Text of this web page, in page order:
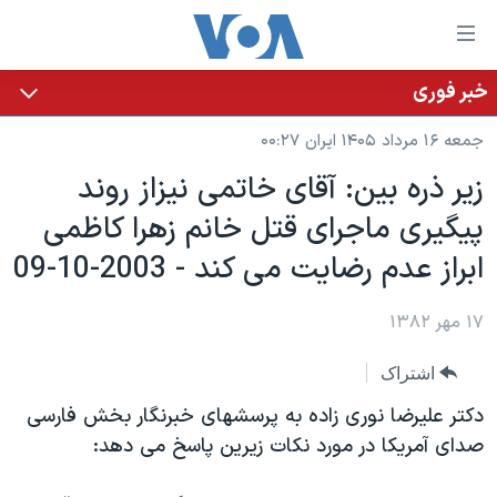
لینکهای
قابل
دسترسی
جهش
محتوای
اصلی
جهش
به
صفحه
جهش
جستجو
خانه
نسخه سبک وب‌سایت
موضوع ها
ایران
آمریکا
جهان
ویژه برنامه‌ها
برنامه های تلویزیونی
جدول برنامه ها
صفحه‌های ویژه
۲۵۰سالگی آمریکا
فرکانس‌های صدای آمریکا
یادگیری زبان انگلیسی
خبر فوری
جمعه ۱۶ مرداد ۱۴۰۵ ایران ۰۰:۲۷
زير ذره بين: آقای خاتمی نيزاز روند
پيگيری ماجرای قتل خانم زهرا کاظمی
ابراز عدم رضايت می کند - 2003-10-09
۱۷ مهر ۱۳۸۲
اشتراک
دکتر عليرضا نوری زاده به پرسشهای خبرنگار بخش فارسی
صدای آمريکا در مورد نکات زيرين پاسخ می دهد: